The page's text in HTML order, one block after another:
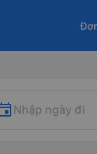
Nhập ngày đi